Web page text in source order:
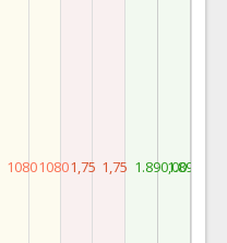
108010801,75 1,75 1.890,001.890,00